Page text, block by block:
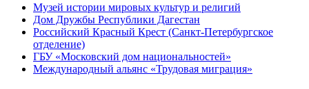
Музей истории мировых культур и религий
Дом Дружбы Республики Дагестан
Российский Красный Крест (Санкт-Петербургское
отделение)
ГБУ «Московский дом национальностей»
Международный альянс «Трудовая миграция»